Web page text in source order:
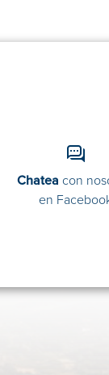
Chatea con
en